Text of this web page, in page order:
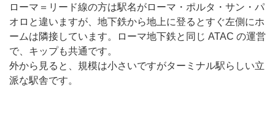
ローマ＝リード線の方は駅名がローマ・ポルタ・サン・パ
オロと違いますが、地下鉄から地上に登るとすぐ左側にホ
ームは隣接しています。ローマ地下鉄と同じ ATAC の運営
で、キップも共通です。
外から見ると、規模は小さいですがターミナル駅らしい立
派な駅舎です。